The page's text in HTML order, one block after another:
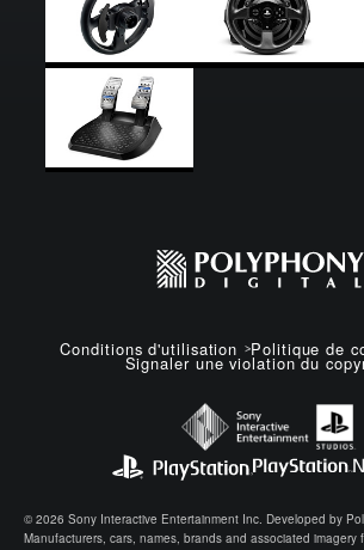
Conditions d'utilisation Politique de
Signaler une violation du
© 2026 Sony Interactive Entertainment Inc. Developed by
Manufacturers, cars, names, brands and associated imagery